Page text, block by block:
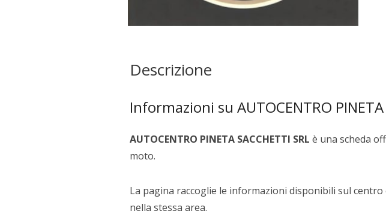
Descrizione
Informazioni su AUTOCENTRO PINETA
AUTOCENTRO PINETA SACCHETTI SRL è una scheda
moto.
La pagina raccoglie le informazioni disponibili sul
nella stessa area.